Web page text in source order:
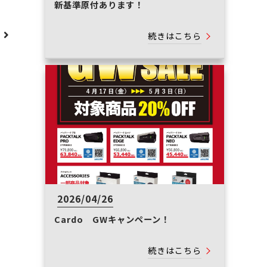
新基準原付あります！
続きはこちら
2026/04/26
Cardo GWキャンペーン！
続きはこちら